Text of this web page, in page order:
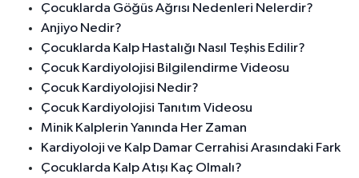
Çocuklarda Göğüs Ağrısı Nedenleri Nelerdir?
Anjiyo Nedir?
Çocuklarda Kalp Hastalığı Nasıl Teşhis Edilir?
Çocuk Kardiyolojisi Bilgilendirme Videosu
Çocuk Kardiyolojisi Nedir?
Çocuk Kardiyolojisi Tanıtım Videosu
Minik Kalplerin Yanında Her Zaman
Kardiyoloji ve Kalp Damar Cerrahisi Arasındaki Fark
Çocuklarda Kalp Atışı Kaç Olmalı?